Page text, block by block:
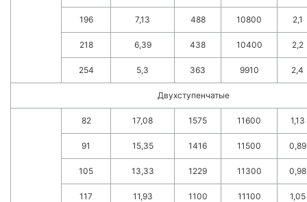
196 7,13 488 10800 2,1
218 6,39 438 10400 2,2
254 5,3 363 9910 2,4
Двухступенчатые
82 17,08 1575 11600 1,13
91 15,35 1416 11500 0,89
105 13,33 1229 11300 0,98
117 11,93 1100 11100 1,05